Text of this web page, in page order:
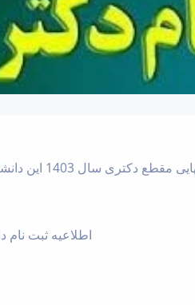
و زمانبندی ثبت نام اطلاعیه زیر را با دقت مطالعه فرمایید.
اطلاعیه ثبت نام